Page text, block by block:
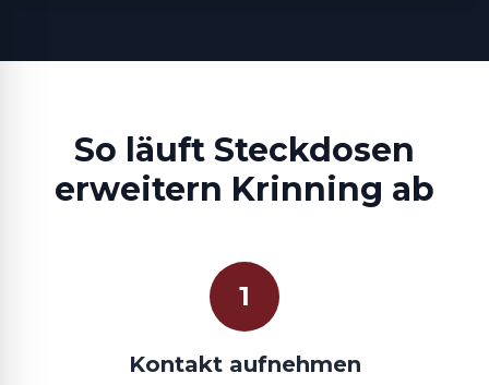
So läuft Steckdosen
erweitern Krinning ab
1
Kontakt aufnehmen